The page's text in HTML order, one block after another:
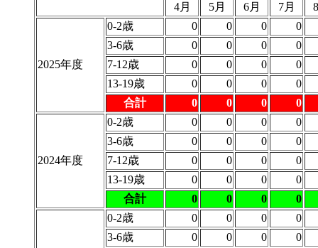
4月 5月 6月 7月
2025年度
0-2歳 0 0 0
0
3-6歳
0 0 0
0
7-12歳
0 0 0
0
13-19歳
0 0 0
0
合計
0 0 0 0
2024年度
0-2歳 0 0 0
0
3-6歳
0 0 0
0
7-12歳
0 0 0
0
13-19歳
0 0 0
0
合計
0 0 0 0
0-2歳 0 0 0
0
3-6歳
0 0 0
0